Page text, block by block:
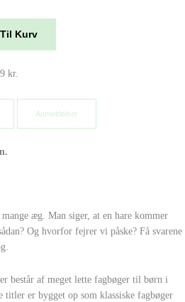
Kurv
kr.
Anmeldelser
æg. Man siger, at en hare kommer
Og hvorfor fejrer vi påske? Få svarene
består af meget lette fagbøger til børn i
er bygget op som klassiske fagbøger